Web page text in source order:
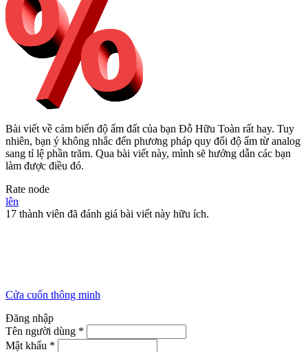
Bài viết về cảm biến độ ẩm đất của bạn Đỗ Hữu Toàn rất hay. Tuy
nhiên, bạn ý không nhắc đến phương pháp quy đổi độ ẩm từ analog
sang tỉ lệ phần trăm. Qua bài viết này, mình sẽ hướng dẫn các bạn
làm được điều đó.
Rate node
lên
17 thành viên đã đánh giá bài viết này hữu ích.
Cửa cuốn thông minh
Đăng nhập
Tên người dùng *
Mật khẩu *